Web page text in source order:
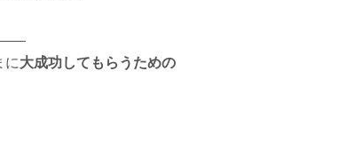
に大成功してもらうための